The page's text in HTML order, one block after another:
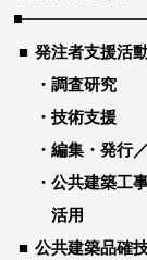
発注者支援活
調査研究
技術支援
編集・発行
公共建築工
活用
公共建築品確